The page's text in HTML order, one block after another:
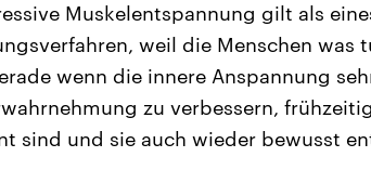
Muskelentspannung gilt als
weil die Menschen was
wenn die innere Anspannung
zu verbessern,
sind und sie auch wieder bewusst